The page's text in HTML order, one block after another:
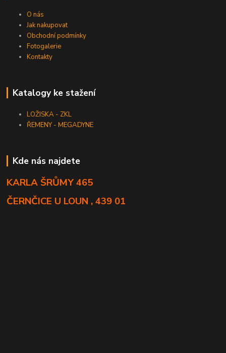
O nás
Jak nakupovat
Obchodní podmínky
Fotogalerie
Kontakty
Katalogy ke stažení
LOŽISKA - ZKL
ŘEMENY - MEGADYNE
Kde nás najdete
KARLA ŠRŮMY 465
ČERNČICE U LOUN , 439 01